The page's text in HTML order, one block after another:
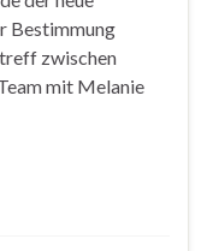
Bestimmung
zwischen
mit Melanie